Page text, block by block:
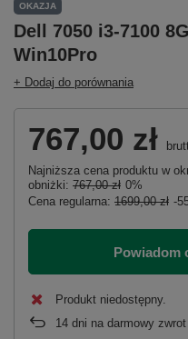
OKAZJA
Dell 7050 i3-7100
Win10Pro
+ Dodaj do porównania
767,00 zł
Najniższa cena produktu w
obniżki: 767,00 zł 0%
Cena regularna: 1699,00 zł -
Powiadom
Produkt niedostępny
14 dni na darmowy zwrot